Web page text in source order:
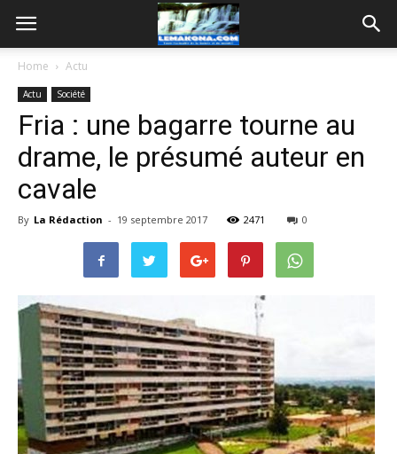
Home Actu
Actu Société
Fria : une bagarre tourne au
drame, le présumé auteur en
cavale
By La Rédaction - 19 septembre 2017 2471 0